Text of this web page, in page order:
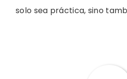
solo sea práctica, sino